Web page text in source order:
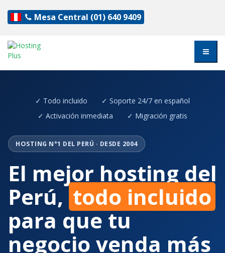
Mesa Central (01) 640 9409
✓ Todo incluido
✓ Soporte 24/7 en español
✓ Activación inmediata
✓ Migración gratis
HOSTING N°1 DEL PERÚ · DESDE 2004
El mejor hosting del
Perú, todo incluido
para que tu
negocio venda más